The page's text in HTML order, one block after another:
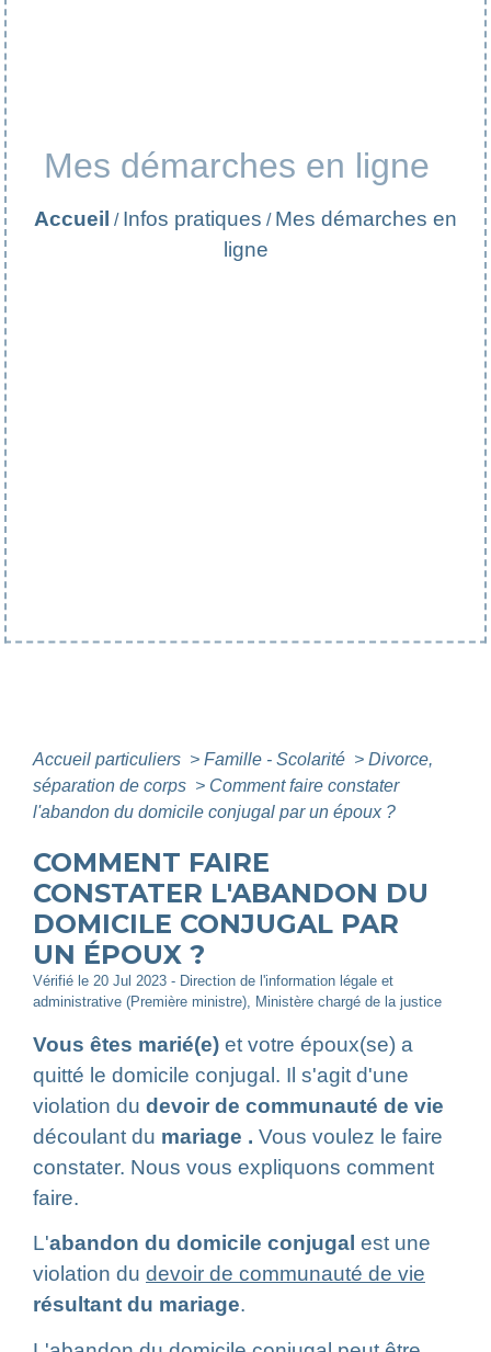
Mes démarches en ligne
Accueil / Infos pratiques / Mes démarches en
ligne
Accueil particuliers > Famille - Scolarité > Divorce,
séparation de corps > Comment faire constater
l'abandon du domicile conjugal par un époux ?
COMMENT FAIRE
CONSTATER L'ABANDON DU
DOMICILE CONJUGAL PAR
UN ÉPOUX ?
Vérifié le 20 Jul 2023 - Direction de l'information légale et
administrative (Première ministre), Ministère chargé de la justice
Vous êtes marié(e) et votre époux(se) a
quitté le domicile conjugal. Il s'agit d'une
violation du devoir de communauté de vie
découlant du mariage . Vous voulez le faire
constater. Nous vous expliquons comment
faire.
L'abandon du domicile conjugal est une
violation du devoir de communauté de vie
résultant du mariage.